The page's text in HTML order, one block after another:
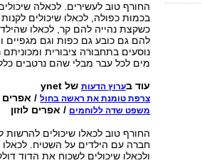
החורף טוב לעשירים. לכאלה
בכמות כפולה, לכאלו שיכולים
כשקצת נהייה להם קר, לכאלו
להם גם כובע גם כפות וגם מגפיים
נוסעים בתחבורה ציבורית
מים לכל עבר מבלי שהם נרטבים
עוד בערוץ הדעותשל ynet
צרפת טומנת את ראשה בחול/ אפרים
משפט שדה ללוחמים / אפרים לוזון
החורף טוב לכאלו שיכולים
חברה עם הילדים על השטיח. לכאלו
ולכאלו שיכולים לשכוח את הדוד